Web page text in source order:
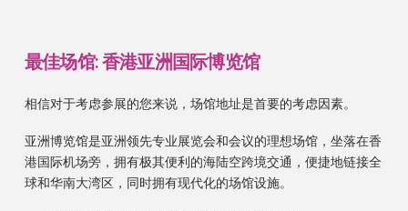
最佳场馆: 香港亚洲国际博览馆
相信对于考虑参展的您来说，场馆地址是首要的考虑因素。
亚洲博览馆是亚洲领先专业展览会和会议的理想场馆，坐落在香
港国际机场旁，拥有极其便利的海陆空跨境交通，便捷地链接全
球和华南大湾区，同时拥有现代化的场馆设施。